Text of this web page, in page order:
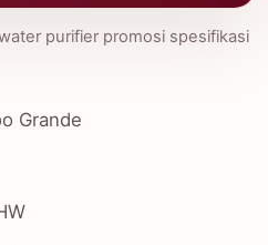
purifier promosi spesifikasi
Grande